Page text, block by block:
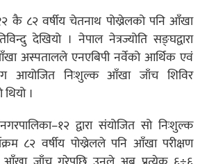
कै ८२ वर्षीय चेतनाथ पोख्रेलको पनि आँखा
देखियो । नेपाल नेत्रज्योति सङ्घद्वारा
अस्पतालले एनएबिपी नर्वेको आर्थिक एवं
आयोजित निःशुल्क आँखा जाँच शिविर
।
द्वारा संयोजित सो निःशुल्क
८२ वर्षीय पोख्रेलले पनि आँखा परीक्षण